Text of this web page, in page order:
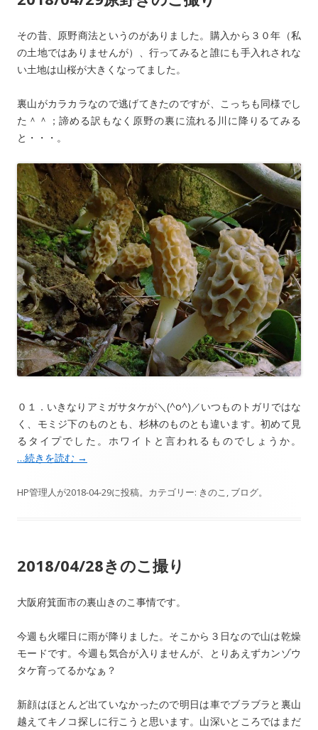
その昔、原野商法というのがありました。購入から３０年（私
の土地ではありませんが）、行ってみると誰にも手入れされな
い土地は山桜が大きくなってました。
裏山がカラカラなので逃げてきたのですが、こっちも同様でし
た＾＾；諦める訳もなく原野の裏に流れる川に降りるてみる
と・・・。
０１．いきなりアミガサタケが＼(^o^)／いつものトガリではな
く、モミジ下のものとも、杉林のものとも違います。初めて見
るタイプでした。ホワイトと言われるものでしょうか。
…続きを読む →
HP管理人が2018-04-29に投稿。カテゴリー: きのこ , ブログ。
2018/04/28きのこ撮り
大阪府箕面市の裏山きのこ事情です。
今週も火曜日に雨が降りました。そこから３日なので山は乾燥
モードです。今週も気合が入りませんが、とりあえずカンゾウ
タケ育ってるかなぁ？
新顔はほとんど出ていなかったので明日は車でブラブラと裏山
越えてキノコ探しに行こうと思います。山深いところではまだ